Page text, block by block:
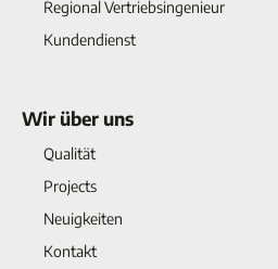
Regional Vertriebsingenieur
Kundendienst
Wir über uns
Qualität
Projects
Neuigkeiten
Kontakt